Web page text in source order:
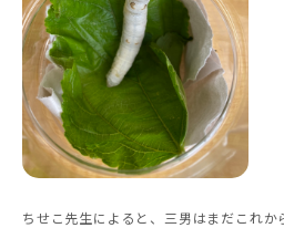
ちせこ先生によると、三男はまだこれか